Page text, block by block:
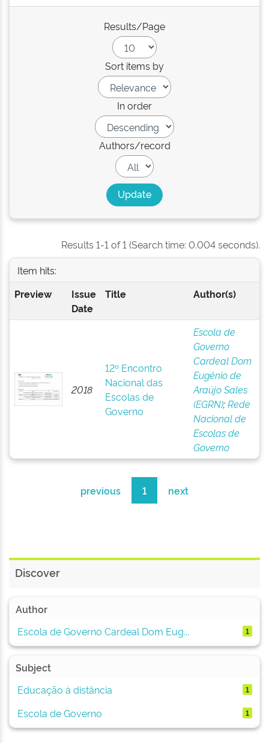
Results/Page
Sort items by
In order
Authors/record
Results 1-1 of 1 (Search time: 0.004 seconds).
Item hits:
Preview
Issue
Date
Title Author(s)
2018
12º Encontro
Nacional das
Escolas de
Governo
Escola de
Governo
Cardeal Dom
Eugênio de
Araújo Sales
(EGRN);Rede
Nacional de
Escolas de
Governo
previous 1 next
Discover
Author
Escola de Governo Cardeal Dom Eug...
1
Subject
Educação à distância
1
Escola de Governo 1